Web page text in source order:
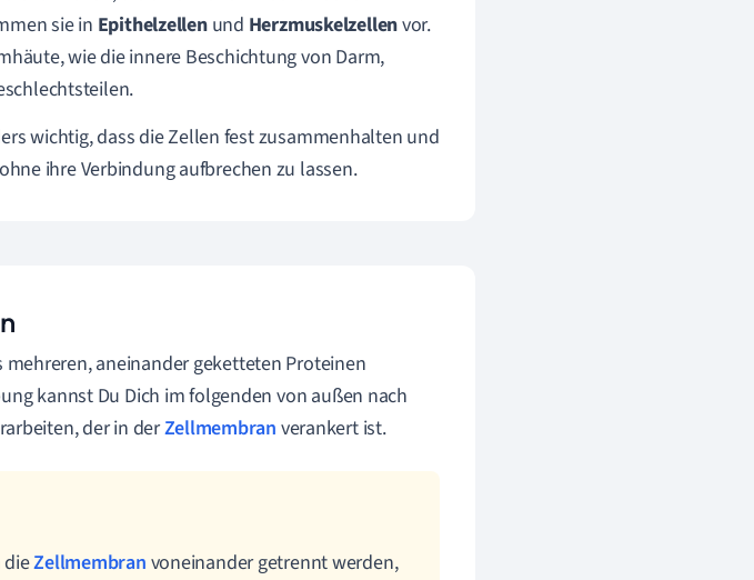
sie in Epithelzellenund Herzmuskelzellenvor.
wie die innere Beschichtung von Darm,
wichtig, dass die Zellen fest zusammenhalten und
ihre Verbindung aufbrechen zu lassen.
aneinander geketteten Proteinen
kannst Du Dich im folgenden von außen nach
der in derZellmembran verankert ist.
dieZellmembran voneinander getrennt werden,